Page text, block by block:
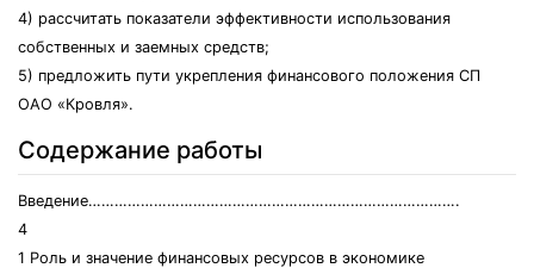
4) рассчитать показатели эффективности использования
собственных и заемных средств;
5) предложить пути укрепления финансового положения СП
ОАО «Кровля».
Содержание работы
Введение………………………………………………………………………….
4
1 Роль и значение финансовых ресурсов в экономике